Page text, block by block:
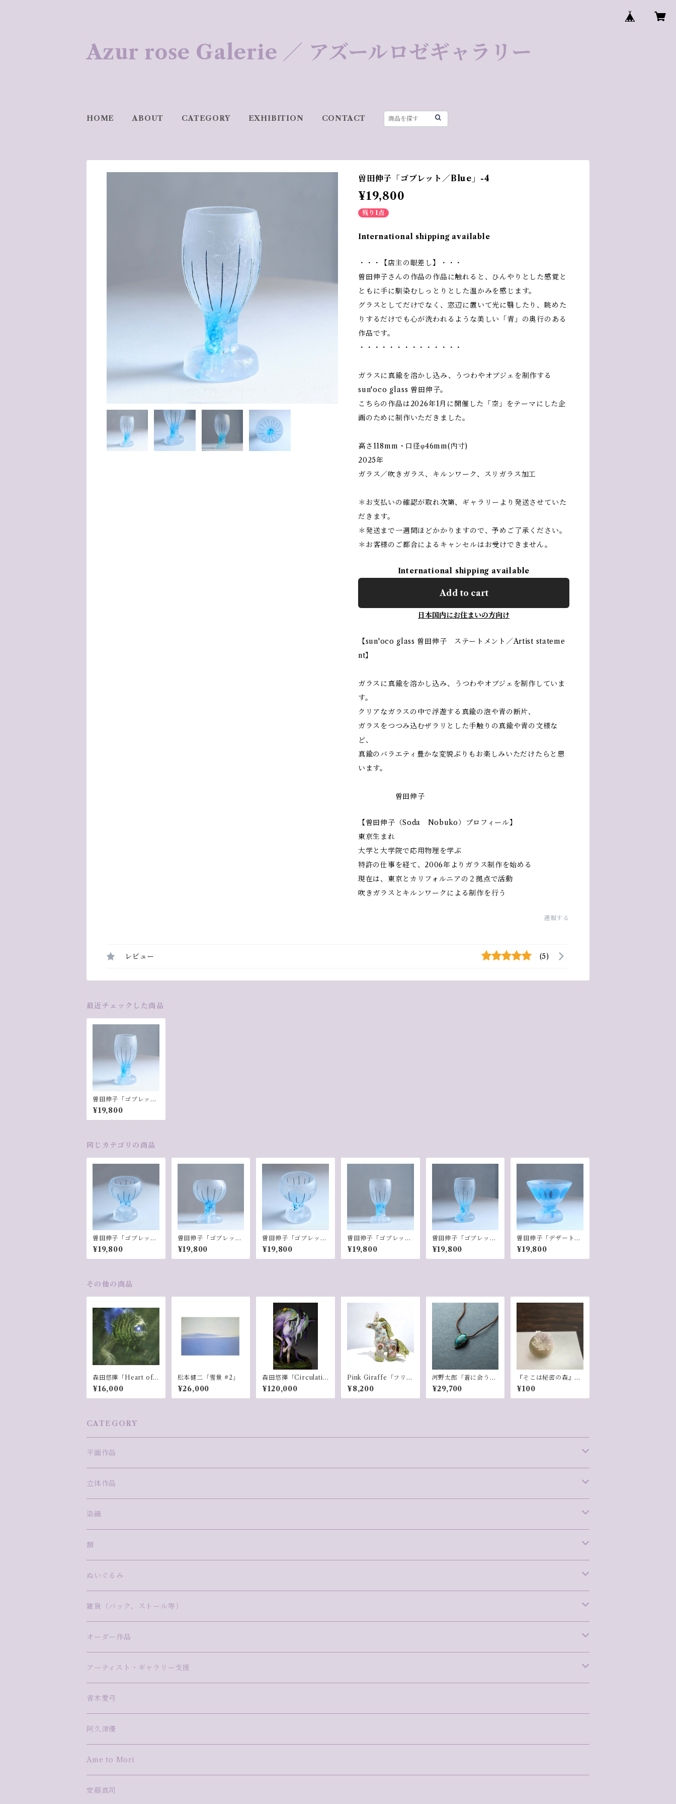
Azur rose Galerie ／ アズールロゼギャラリー
HOME ABOUT CATEGORY EXHIBITION CONTACT
曽田伸子「ゴブレット／Blue」-4
¥19,800
残り1点
International shipping available
・・・【店主の眼差し】・・・
曽田伸子さんの作品の作品に触れると、ひんやりとした感覚と
ともに手に馴染むしっとりとした温かみを感じます。
グラスとしてだけでなく、窓辺に置いて光に翳したり、眺めた
りするだけでも心が洗われるような美しい「青」の奥行のある
作品です。
・・・・・・・・・・・・・・
ガラスに真鍮を溶かし込み、うつわやオブジェを制作する
sun'oco glass 曽田伸子。
こちらの作品は2026年1月に開催した「空」をテーマにした企
画のために制作いただきました。
高さ118mm・口径φ46mm(内寸)
2025年
ガラス／吹きガラス、キルンワーク、スリガラス加工
＊お支払いの確認が取れ次第、ギャラリーより発送させていた
だきます。
＊発送まで一週間ほどかかりますので、予めご了承ください。
＊お客様のご都合によるキャンセルはお受けできません。
International shipping available
Add to cart
日本国内にお住まいの方向け
【sun'oco glass 曽田伸子 ステートメント／Artist stateme
nt】
ガラスに真鍮を溶かし込み、うつわやオブジェを制作していま
す。
クリアなガラスの中で浮遊する真鍮の泡や青の断片、
ガラスをつつみ込むザラリとした手触りの真鍮や青の文様な
ど、
真鍮のバラエティ豊かな変貌ぶりもお楽しみいただけたらと思
います。
曽田伸子
【曽田伸子（Soda Nobuko）プロフィール】
東京生まれ
大学と大学院で応用物理を学ぶ
特許の仕事を経て、2006年よりガラス制作を始める
現在は、東京とカリフォルニアの２拠点で活動
吹きガラスとキルンワークによる制作を行う
通報する
レビュー (5)
最近チェックした商品
曽田伸子「ゴブレット
／Blue」-4
¥19,800
同じカテゴリの商品
曽田伸子「ゴブレット
／Blue」-1
¥19,800
曽田伸子「ゴブレット
／Blue」-2
¥19,800
曽田伸子「ゴブレット
／Blue」-3
¥19,800
曽田伸子「ゴブレット
／Blue」-5
¥19,800
曽田伸子「ゴブレット
／Blue」-6
¥19,800
曽田伸子「デザートカ
ップ／Blue」-1
¥19,800
その他の商品
森田悠揮「Heart of
Abyss」データのみ
¥16,000
松本健二「雪景 #2」
¥26,000
森田悠揮「Circulatio
n "a horse"」
¥120,000
Pink Giraffe「フリフ
リユニコーン(白
緑）」
¥8,200
河野太郎「蒼に会う日
26-25」
¥29,700
『そこは秘密の森』お
茶会 ①水之会
¥100
CATEGORY
平面作品
版画
安藤真司
岩田圭音
ミクストメディア
ima
尾崎拓磨
絵画
青木愛弓
今泉敦子
写真
NaNaHa
松本健二
漆
久保万理子
モザイク
小林真理江
切り絵
河野耕平
立体作品
ガラス
泉澤千景
沖中彩花
藤田えみ
湯浅明子
陶
Ame to Mori
飯村わかな
磁器
ステンドグラス
尾崎雅子
木彫
阿久津優
デジタル×立体
森田悠揮
mixed media
TAKU NISHIMURA
鋳金
河野太郎
蓮本南欧
染織
西村柊成
藤田望愛
額
WAM FRAME INFINITY
ぬいぐるみ
Pink Giraffe（ピンクジラフ）
雑貨（バック、ストール等）
バック
ストール
オーダー作品
Pink-Giraffe
アーティスト・ギャラリー支援
アーティスト・ギャラリー支援
青木愛弓
阿久津優
Ame to Mori
安藤真司